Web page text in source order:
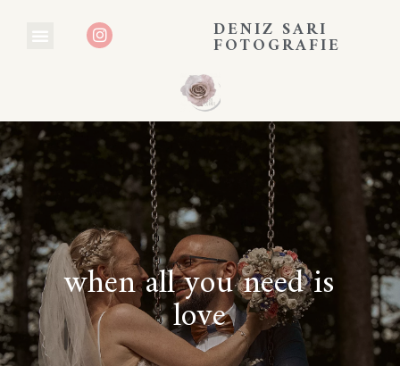
DENIZ SARI
FOTOGRAFIE
when all you need is
love